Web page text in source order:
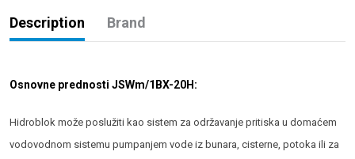
Description Brand
Osnovne prednosti JSWm/1BX-20H:
Hidroblok može poslužiti kao sistem za održavanje pritiska u domaćem
vodovodnom sistemu pumpanjem vode iz bunara, cisterne, potoka ili za